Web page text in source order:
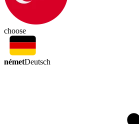
choose
németDeutsch